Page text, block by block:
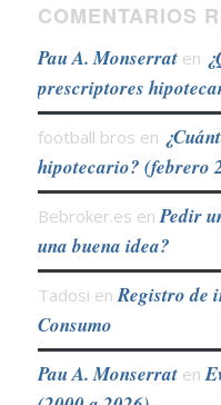
COMENTARIOS
Pau A. Monserraten
prescriptores
football bros en
hipotecario? (febrero
Bebroker.es enPedir
una buena idea?
Tadosi enRegistro de
Consumo
Pau A. Monserraten